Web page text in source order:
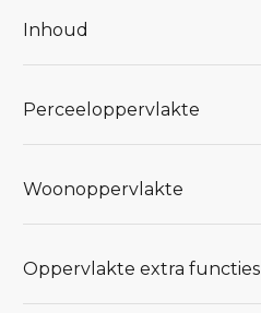
Inhoud
Perceeloppervlakte
Woonoppervlakte
Oppervlakte extra functies